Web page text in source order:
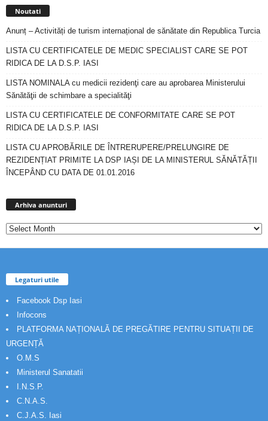
Noutati
Anunț – Activități de turism internațional de sănătate din Republica Turcia
LISTA CU CERTIFICATELE DE MEDIC SPECIALIST CARE SE POT
RIDICA DE LA D.S.P. IASI
LISTA NOMINALA cu medicii rezidenţi care au aprobarea Ministerului
Sănătăţii de schimbare a specialităţi
LISTA CU CERTIFICATELE DE CONFORMITATE CARE SE POT
RIDICA DE LA D.S.P. IASI
LISTA CU APROBĂRILE DE ÎNTRERUPERE/PRELUNGIRE DE
REZIDENȚIAT PRIMITE LA DSP IAȘI DE LA MINISTERUL SĂNĂTĂȚII
ÎNCEPÂND CU DATA DE 01.01.2016
Arhiva anunturi
Legaturi utile
Facebook Dsp Iasi
Infocons
PLATFORMA NAȚIONALĂ DE PREGĂTIRE PENTRU SITUAȚII DE
URGENȚĂ
O.M.S
Ministerul Sanatatii
I.N.S.P.
C.N.A.S.
C.J.A.S. Iasi